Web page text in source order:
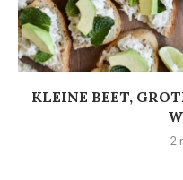
KLEINE BEET,
2